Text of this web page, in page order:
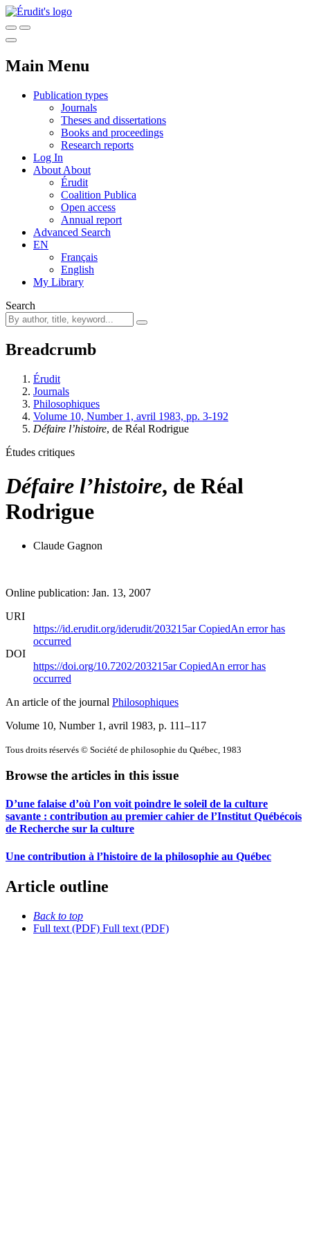
Main Menu
Publication types
Journals
Theses and dissertations
Books and proceedings
Research reports
Log In
About About
Érudit
Coalition Publica
Open access
Annual report
Advanced Search
EN
Français
English
My Library
Search
Breadcrumb
Érudit
Journals
Philosophiques
Volume 10, Number 1, avril 1983, pp. 3-192
Défaire l’histoire, de Réal Rodrigue
Études critiques
Défaire l’histoire, de Réal
Rodrigue
Claude Gagnon
Online publication: Jan. 13, 2007
URI
https://id.erudit.org/iderudit/203215arCopiedAn error has
occurred
DOI
https://doi.org/10.7202/203215arCopiedAn error has
occurred
An article of the journal Philosophiques
Volume 10, Number 1, avril 1983, p. 111–117
Tous droits réservés © Société de philosophie du Québec, 1983
Browse the articles in this issue
D’une falaise d’où l’on voit poindre le soleil de la culture
savante : contribution au premier cahier de l’Institut Québécois
de Recherche sur la culture
Une contribution à l’histoire de la philosophie au Québec
Article outline
Back to top
Full text (PDF) Full text (PDF)